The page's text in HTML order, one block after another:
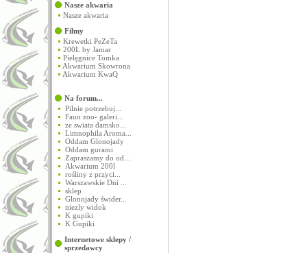
Nasze akwaria
Nasze akwaria
Filmy
Krewetki PeZeTa
200L by Jamar
Pielęgnice Tomka
Akwarium Skowrona
Akwarium KwaQ
Na forum...
Pilnie potrzebuj...
Faun zoo- galeri...
ze swiata damsko...
Limnophila Aroma...
Oddam Glonojady
Oddam gurami
Zapraszamy do od...
Akwarium 200l
rośliny z przyci...
Warszawskie Dni ...
sklep
Glonojady świder...
niezly widok
K gupiki
K Gupiki
Internetowe sklepy /
sprzedawcy